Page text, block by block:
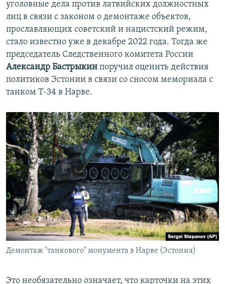
уголовные дела против латвийских должностных
лиц в связи с законом о демонтаже объектов,
прославляющих советский и нацистский режим,
стало известно уже в декабре 2022 года. Тогда же
председатель Следственного комитета России
Александр Бастрыкин поручил оценить действия
политиков Эстонии в связи со сносом мемориала с
танком Т-34 в Нарве.
Демонтаж "танкового" монумента в Нарве (Эстония)
Это необязательно означает, что карточки на этих